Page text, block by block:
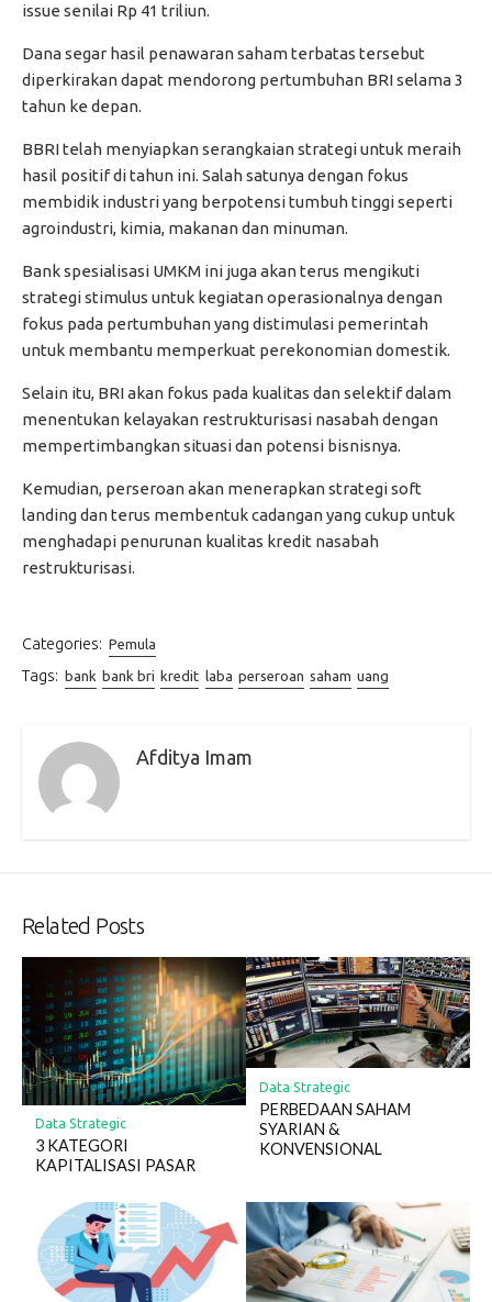
issue senilai Rp 41 triliun.
Dana segar hasil penawaran saham terbatas tersebut
diperkirakan dapat mendorong pertumbuhan BRI selama 3
tahun ke depan.
BBRI telah menyiapkan serangkaian strategi untuk meraih
hasil positif di tahun ini. Salah satunya dengan fokus
membidik industri yang berpotensi tumbuh tinggi seperti
agroindustri, kimia, makanan dan minuman.
Bank spesialisasi UMKM ini juga akan terus mengikuti
strategi stimulus untuk kegiatan operasionalnya dengan
fokus pada pertumbuhan yang distimulasi pemerintah
untuk membantu memperkuat perekonomian domestik.
Selain itu, BRI akan fokus pada kualitas dan selektif dalam
menentukan kelayakan restrukturisasi nasabah dengan
mempertimbangkan situasi dan potensi bisnisnya.
Kemudian, perseroan akan menerapkan strategi soft
landing dan terus membentuk cadangan yang cukup untuk
menghadapi penurunan kualitas kredit nasabah
restrukturisasi.
Categories: Pemula
Tags: bank bank bri kredit laba perseroan saham uang
Afditya Imam
Related Posts
Data Strategic
3 KATEGORI
KAPITALISASI PASAR
Data Strategic
PERBEDAAN SAHAM
SYARIAN &
KONVENSIONAL